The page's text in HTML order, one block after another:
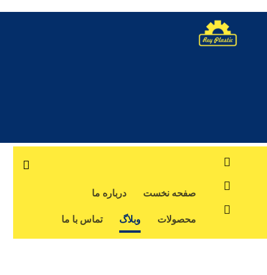
صفحه نخست درباره ما
محصولات وبلاگ تماس با ما